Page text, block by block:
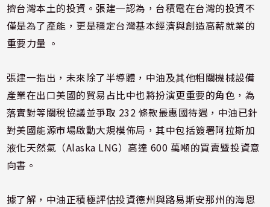
擠台灣本土的投資。張建一認為，台積電在台灣的投資不
僅是為了產能，更是穩定台灣基本經濟與創造高薪就業的
重要力量 。
張建一指出，未來除了半導體，中油及其他相關機械設備
產業在出口美國的貿易占比中也將扮演更重要的角色，為
落實對等關稅協議並爭取 232 條款最惠國待遇，中油已針
對美國能源市場啟動大規模佈局，其中包括簽署阿拉斯加
液化天然氣（Alaska LNG）高達 600 萬噸的買賣暨投資意
向書。
據了解，中油正積極評估投資德州與路易斯安那州的海恩